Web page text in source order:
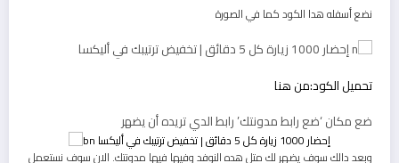
نضع أسفله هدا الكود كما في الصورة
تحميل الكود:من هنا
ضع مكان ‘ضع رابط مدونتك’ رابط الدي تريده أن يضهر
وبعد دالك سوف يضهر لك متل هده النوفد وفيها فيها مدونتك. الان سوف نستعمل